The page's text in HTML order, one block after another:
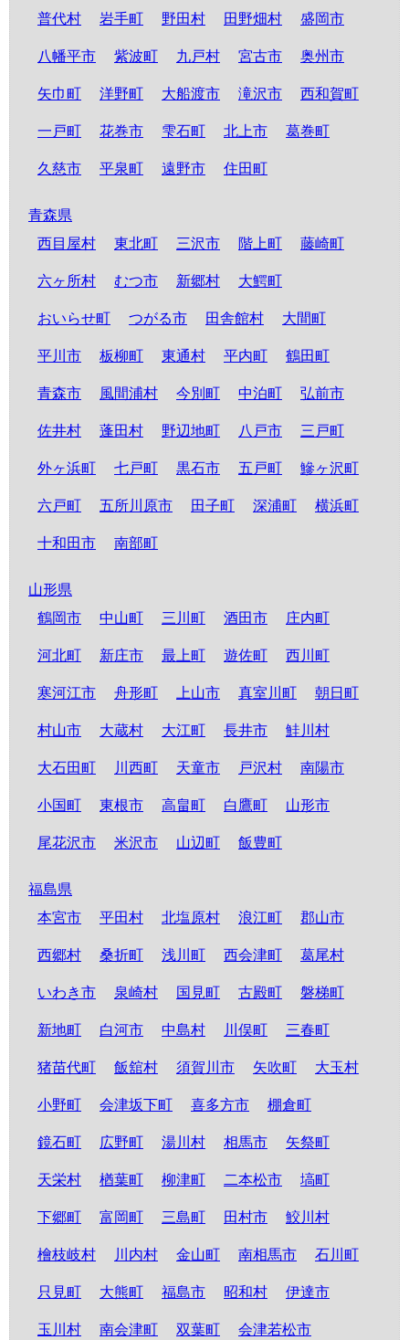
普代村 岩手町 野田村 田野畑村 盛岡市
八幡平市 紫波町 九戸村 宮古市 奥州市
矢巾町 洋野町 大船渡市 滝沢市 西和賀町
一戸町 花巻市 雫石町 北上市 葛巻町
久慈市 平泉町 遠野市 住田町
青森県
西目屋村
東北町 三沢市 階上町 藤崎町
六ヶ所村 むつ市 新郷村 大鰐町
おいらせ町 つがる市 田舎館村 大間町
平川市 板柳町 東通村 平内町 鶴田町
青森市 風間浦村 今別町 中泊町 弘前市
佐井村 蓬田村 野辺地町 八戸市 三戸町
外ヶ浜町 七戸町 黒石市 五戸町 鰺ヶ沢町
六戸町 五所川原市 田子町 深浦町 横浜町
十和田市 南部町
山形県
鶴岡市
中山町 三川町 酒田市 庄内町
河北町 新庄市 最上町 遊佐町 西川町
寒河江市 舟形町 上山市 真室川町 朝日町
村山市 大蔵村 大江町 長井市 鮭川村
大石田町 川西町 天童市 戸沢村 南陽市
小国町 東根市 高畠町 白鷹町 山形市
尾花沢市 米沢市 山辺町 飯豊町
福島県
本宮市
平田村 北塩原村 浪江町 郡山市
西郷村 桑折町 浅川町 西会津町 葛尾村
いわき市 泉崎村 国見町 古殿町 磐梯町
新地町 白河市 中島村 川俣町 三春町
猪苗代町 飯舘村 須賀川市 矢吹町 大玉村
小野町 会津坂下町 喜多方市 棚倉町
鏡石町 広野町 湯川村 相馬市 矢祭町
天栄村 楢葉町 柳津町 二本松市 塙町
下郷町 富岡町 三島町 田村市 鮫川村
檜枝岐村 川内村 金山町 南相馬市 石川町
只見町 大熊町 福島市 昭和村 伊達市
玉川村 南会津町 双葉町 会津若松市